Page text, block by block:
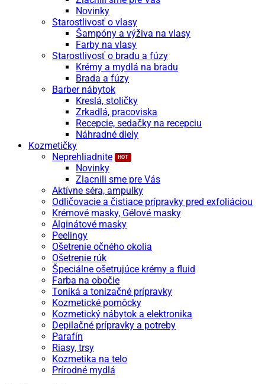
Novinky
Starostlivosť o vlasy
Šampóny a výživa na vlasy
Farby na vlasy
Starostlivosť o bradu a fúzy
Krémy a mydlá na bradu
Brada a fúzy
Barber nábytok
Kreslá, stoličky
Zrkadlá, pracoviska
Recepcie, sedačky na recepciu
Náhradné diely
Kozmetičky
Neprehliadnite
Novinky
Zlacnili sme pre Vás
Aktívne séra, ampulky
Odličovacie a čistiace prípravky pred exfoliáciou
Krémové masky, Gélové masky
Alginátové masky
Peelingy
Ošetrenie očného okolia
Ošetrenie rúk
Špeciálne ošetrujúce krémy a fluid
Farba na obočie
Toniká a tonizačné prípravky
Kozmetické pomôcky
Kozmetický nábytok a elektronika
Depilačné prípravky a potreby
Parafín
Riasy, trsy
Kozmetika na telo
Prírodné mydlá